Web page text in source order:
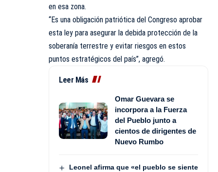
en esa zona.
“Es una obligación patriótica del Congreso aprobar
esta ley para asegurar la debida protección de la
soberanía terrestre y evitar riesgos en estos
puntos estratégicos del país”, agregó.
Leer Más
Omar Guevara se
incorpora a la Fuerza
del Pueblo junto a
cientos de dirigentes de
Nuevo Rumbo
Leonel afirma que «el pueblo se siente